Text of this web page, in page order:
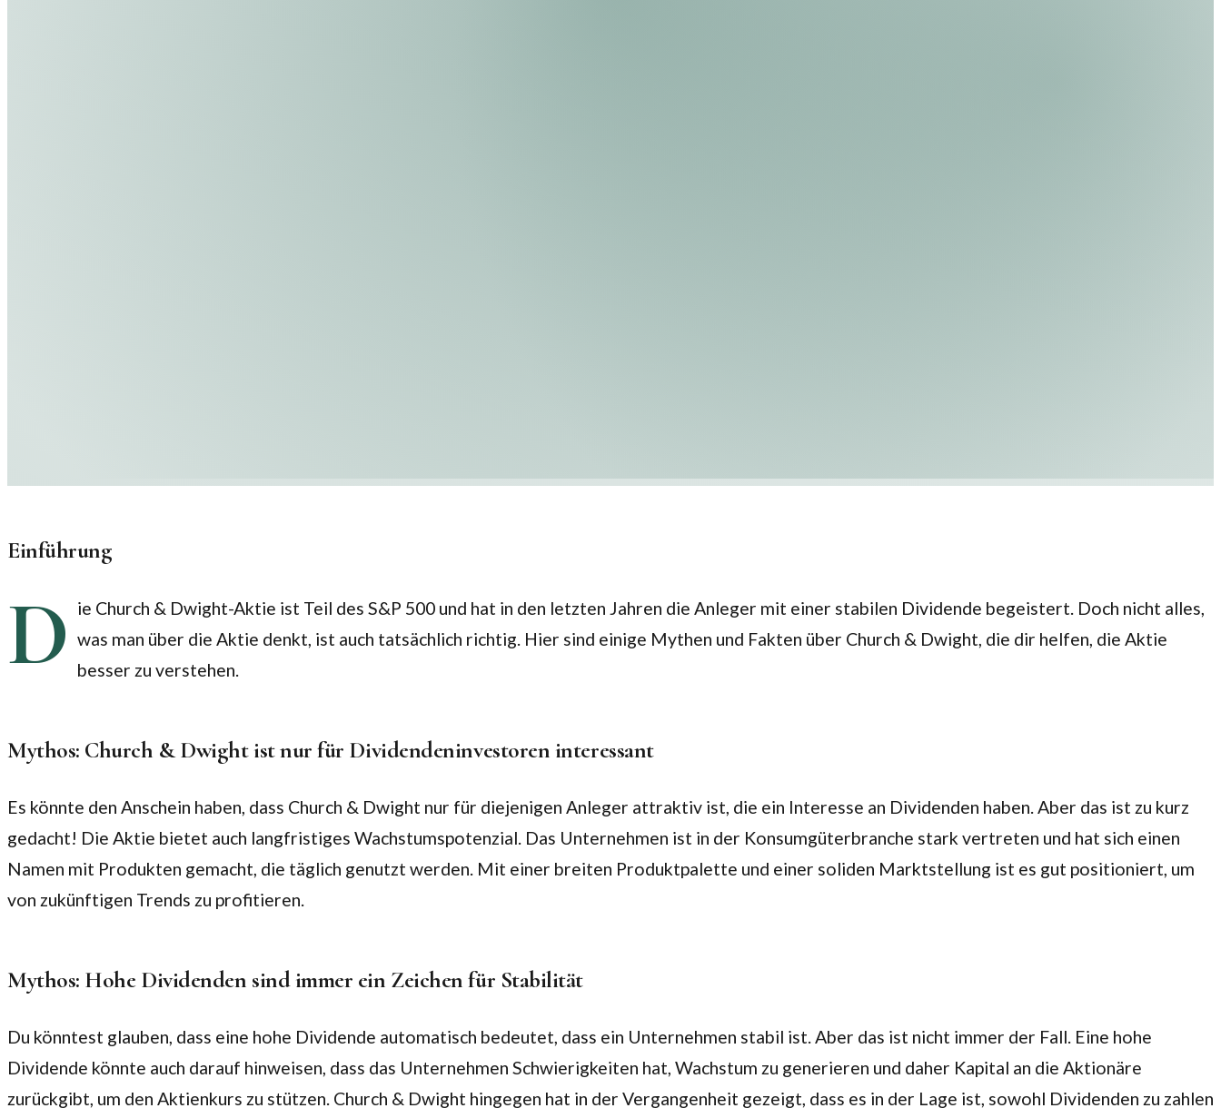
Einführung
D
ie Church & Dwight-Aktie ist Teil des S&P 500 und hat in den letzten Jahren die Anleger mit einer stabilen Dividende begeistert. Doch nicht alles,
was man über die Aktie denkt, ist auch tatsächlich richtig. Hier sind einige Mythen und Fakten über Church & Dwight, die dir helfen, die Aktie
besser zu verstehen.
Mythos: Church & Dwight ist nur für Dividendeninvestoren interessant
Es könnte den Anschein haben, dass Church & Dwight nur für diejenigen Anleger attraktiv ist, die ein Interesse an Dividenden haben. Aber das ist zu kurz
gedacht! Die Aktie bietet auch langfristiges Wachstumspotenzial. Das Unternehmen ist in der Konsumgüterbranche stark vertreten und hat sich einen
Namen mit Produkten gemacht, die täglich genutzt werden. Mit einer breiten Produktpalette und einer soliden Marktstellung ist es gut positioniert, um
von zukünftigen Trends zu profitieren.
Mythos: Hohe Dividenden sind immer ein Zeichen für Stabilität
Du könntest glauben, dass eine hohe Dividende automatisch bedeutet, dass ein Unternehmen stabil ist. Aber das ist nicht immer der Fall. Eine hohe
Dividende könnte auch darauf hinweisen, dass das Unternehmen Schwierigkeiten hat, Wachstum zu generieren und daher Kapital an die Aktionäre
zurückgibt, um den Aktienkurs zu stützen. Church & Dwight hingegen hat in der Vergangenheit gezeigt, dass es in der Lage ist, sowohl Dividenden zu zahlen